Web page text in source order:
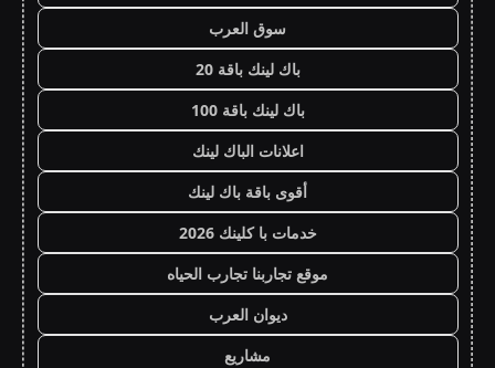
سوق العرب
باك لينك باقة 20
باك لينك باقة 100
اعلانات الباك لينك
أقوى باقة باك لينك
خدمات با كلينك 2026
موقع تجاربنا تجارب الحياه
ديوان العرب
مشاريع